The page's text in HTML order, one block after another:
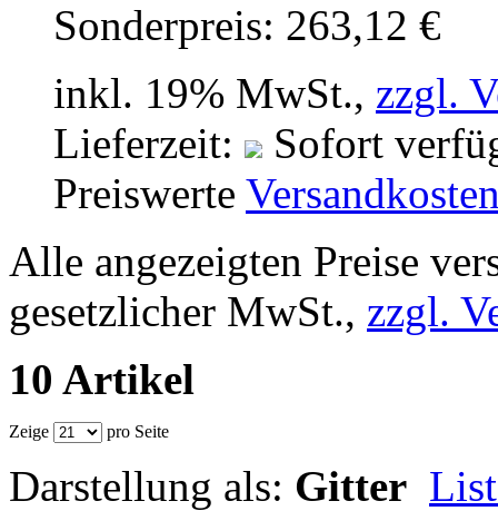
Sonderpreis: 263,12 €
inkl. 19% MwSt., zzgl.
Lieferzeit:
Sofort
Preiswerte
Alle angezeigten Preise
gesetzlicher MwSt., zzgl.
10 Artikel
Zeige pro Seite
Darstellung als: Gitter